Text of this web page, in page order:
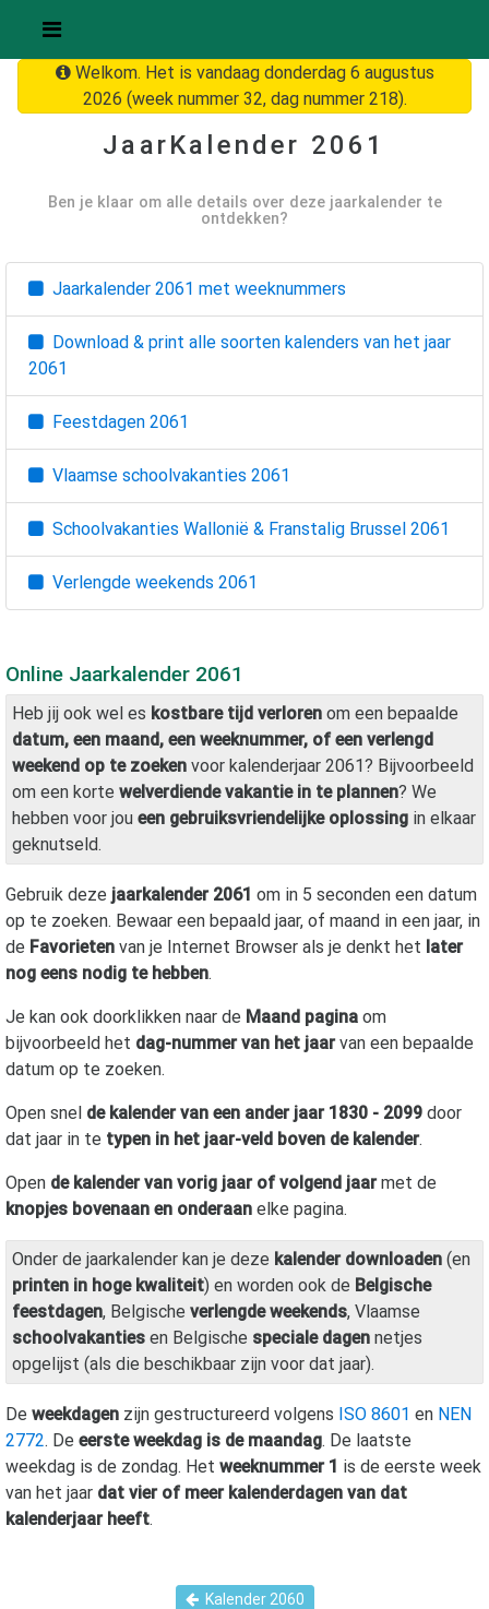
Welkom. Het is vandaag donderdag 6 augustus
2026 (week nummer 32, dag nummer 218).
JaarKalender 2061
Ben je klaar om alle details over deze jaarkalender te
ontdekken?
Jaarkalender 2061 met weeknummers
Download & print alle soorten kalenders van het jaar
2061
Feestdagen 2061
Vlaamse schoolvakanties 2061
Schoolvakanties Wallonië & Franstalig Brussel 2061
Verlengde weekends 2061
Online Jaarkalender 2061
Heb jij ook wel es kostbare tijd verloren om een bepaalde
datum, een maand, een weeknummer, of een verlengd
weekend op te zoeken voor kalenderjaar 2061? Bijvoorbeeld
om een korte welverdiende vakantie in te plannen? We
hebben voor jou een gebruiksvriendelijke oplossing in elkaar
geknutseld.
Gebruik deze jaarkalender 2061 om in 5 seconden een datum
op te zoeken. Bewaar een bepaald jaar, of maand in een jaar, in
de Favorieten van je Internet Browser als je denkt het later
nog eens nodig te hebben.
Je kan ook doorklikken naar de Maand pagina om
bijvoorbeeld het dag-nummer van het jaarvan een bepaalde
datum op te zoeken.
Open snel de kalender van een ander jaar 1830 - 2099 door
dat jaar in te typen in het jaar-veld boven de kalender.
Open de kalender van vorig jaar of volgend jaarmet de
knopjes bovenaan en onderaan elke pagina.
Onder de jaarkalender kan je deze kalender downloaden (en
printen in hoge kwaliteit) en worden ook de Belgische
feestdagen, Belgische verlengde weekends, Vlaamse
schoolvakanties en Belgische speciale dagen netjes
opgelijst (als die beschikbaar zijn voor dat jaar).
De weekdagen zijn gestructureerd volgens ISO 8601 en NEN
2772. De eerste weekdag is de maandag. De laatste
weekdag is de zondag. Het weeknummer 1 is de eerste week
van het jaar dat vier of meer kalenderdagen van dat
kalenderjaar heeft.
Kalender 2060